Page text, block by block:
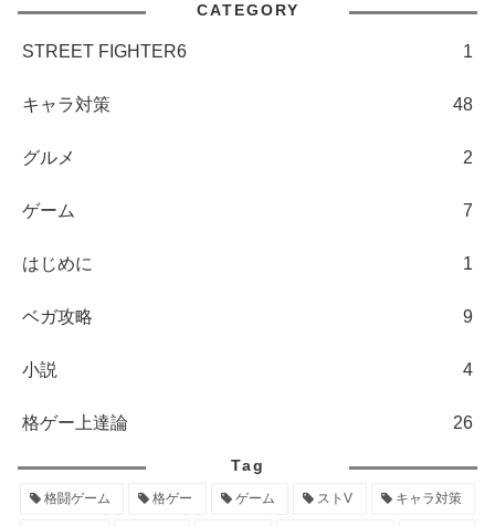
CATEGORY
STREET FIGHTER6 1
キャラ対策 48
グルメ 2
ゲーム 7
はじめに 1
ベガ攻略 9
小説 4
格ゲー上達論 26
Tag
格闘ゲーム 格ゲー ゲーム ストV キャラ対策